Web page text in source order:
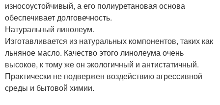
износоустойчивый, а его полиуретановая основа
обеспечивает долговечность.
Натуральный линолеум.
Изготавливается из натуральных компонентов, таких как
льняное масло. Качество этого линолеума очень
высокое, к тому же он экологичный и антистатичный.
Практически не подвержен воздействию агрессивной
среды и бытовой химии.